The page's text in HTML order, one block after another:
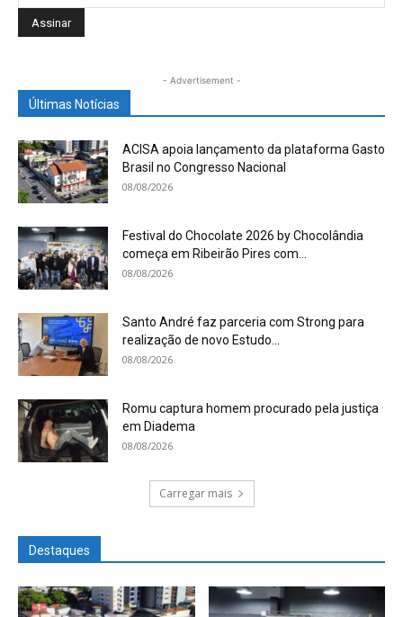
- Advertisement -
Últimas Notícias
ACISA apoia lançamento da plataforma Gasto
Brasil no Congresso Nacional
08/08/2026
Festival do Chocolate 2026 by Chocolândia
começa em Ribeirão Pires com...
08/08/2026
Santo André faz parceria com Strong para
realização de novo Estudo...
08/08/2026
Romu captura homem procurado pela justiça
em Diadema
08/08/2026
Carregar mais
Destaques